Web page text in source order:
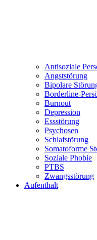
Antisoziale
Angststörung
Bipolare
Borderline-
Burnout
Depression
Essstörung
Psychosen
Schlafstörung
Somatoforme
Soziale Phobie
PTBS
Zwangsstörung
Aufenthalt